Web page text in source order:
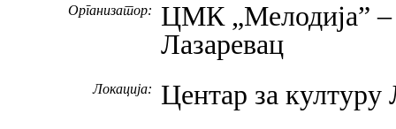
Организатор:
ЦМК „Мелодија” –
Лазаревац
Локација: Центар за културу